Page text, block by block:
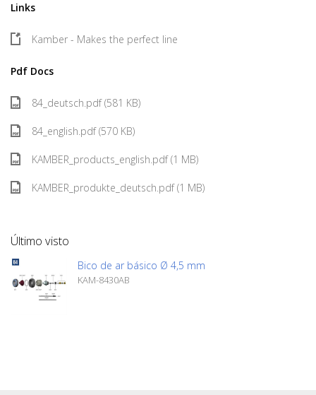
Links
Kamber - Makes the perfect line
Pdf Docs
84_deutsch.pdf (581 KB)
84_english.pdf (570 KB)
KAMBER_products_english.pdf (1 MB)
KAMBER_produkte_deutsch.pdf (1 MB)
Último visto
Bico de ar básico Ø 4,5 mm
KAM-8430AB